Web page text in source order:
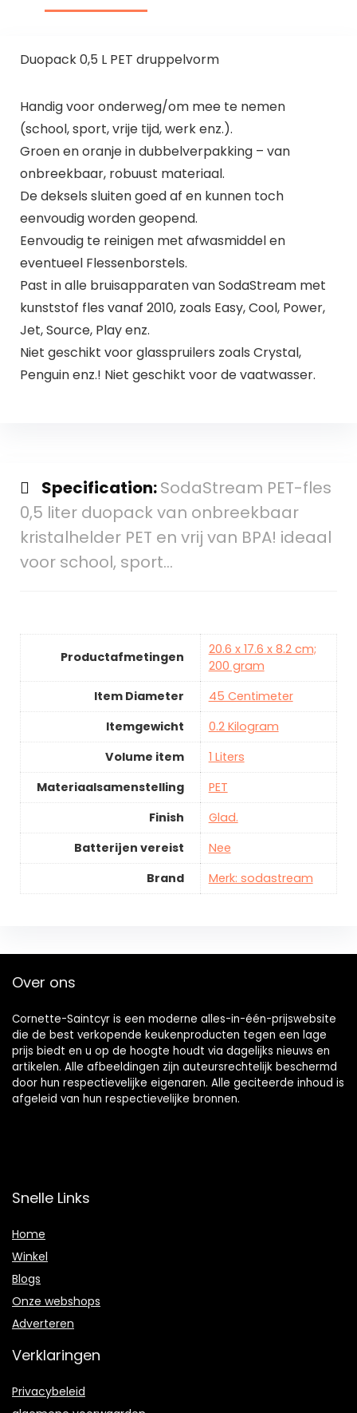
Duopack 0,5 L PET druppelvorm
Handig voor onderweg/om mee te nemen
(school, sport, vrije tijd, werk enz.).
Groen en oranje in dubbelverpakking – van
onbreekbaar, robuust materiaal.
De deksels sluiten goed af en kunnen toch
eenvoudig worden geopend.
Eenvoudig te reinigen met afwasmiddel en
eventueel Flessenborstels.
Past in alle bruisapparaten van SodaStream met
kunststof fles vanaf 2010, zoals Easy, Cool, Power,
Jet, Source, Play enz.
Niet geschikt voor glasspruilers zoals Crystal,
Penguin enz.! Niet geschikt voor de vaatwasser.
Specification:SodaStream PET-fles
0,5 liter duopack van onbreekbaar
kristalhelder PET en vrij van BPA! ideaal
voor school, sport…
Productafmetingen
20.6 x 17.6 x 8.2 cm;
200 gram
Item Diameter
45 Centimeter
Itemgewicht
0.2 Kilogram
Volume item
1 Liters
Materiaalsamenstelling
PET
Finish
Glad.
Batterijen vereist
Nee
Brand
Merk: sodastream
Over ons
Cornette-Saintcyr is een moderne alles-in-één-prijswebsite
die de best verkopende keukenproducten tegen een lage
prijs biedt en u op de hoogte houdt via dagelijks nieuws en
artikelen. Alle afbeeldingen zijn auteursrechtelijk beschermd
door hun respectievelijke eigenaren. Alle geciteerde inhoud is
afgeleid van hun respectievelijke bronnen.
Snelle Links
Home
Winkel
Blogs
Onze webshops
Adverteren
Verklaringen
Privacybeleid